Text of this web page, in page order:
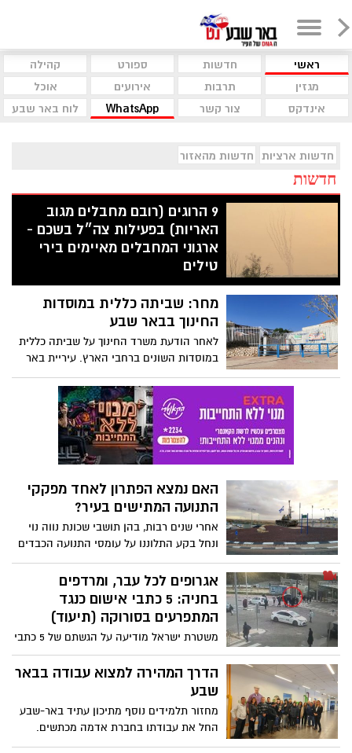
ראשי חדשות ספורט
קהילה
מגזין
תרבות אירועים
אוכל
אינדקס
צור קשר WhatsApp לוח באר שבע
חדשות ארציות חדשות מהאזור
חדשות
9 הרוגים (רובם מחבלים מגוב
האריות) בפעילות צה״ל בשכם -
ארגוני המחבלים מאיימים בירי
טילים
בעקבות פעילות מבצעית של צה"ל בשכם
במהלכה נהרגו 9 פלסטינים ונפצעו קרוב
למאה בני אדם - כך על פי דיווחים מהצד
הפלסטיני, בארגוני הטרור בעזה מאיימים בירי
טילים לעבר ישראל. אחד מאותם המחבלים
הפיגוע שבו נפל לוחם סיירת גבעתי סמ"ר עידו
ברוך ז"ל
מחר: שביתה כללית במוסדות
החינוך בבאר שבע
לאחר הודעת משרד החינוך על שביתה כללית
במוסדות השונים ברחבי הארץ. עיריית באר
שבע, אשר נמצאת ברשימת רשויות השלטון
המקומי, תצטרף גם היא לשביתה: "גני
הילדים, בתי הספר היסודיים, חטיבות
ותיכונים לא יפתחו מחר, כולל הצהרונים''.
האם נמצא הפתרון לאחד מפקקי
התנועה המתישים בעיר?
אחרי שנים רבות, בהן תושבי שכונת נווה נוי
ונחל בקע התלוננו על עומסי התנועה הכבדים
- עיריית באר שבע מודיעה על הרחבתו של
הכביש המוביל אל ''כיכר הטנק'' בנווה זאב.
האם זה מספיק בשביל לקצץ משמעותית
אגרופים לכל עבר, ומרדפים
בחניה: 5 כתבי אישום כנגד
המתפרעים בסורוקה (תיעוד)
משטרת ישראל מודיעה על הגשתם של 5 כתבי
אישום, כנגד כמה מהמשתתפים בקטטה
הענקית שפרצה בסורוקה בשבוע שעבר. צפו
בתיעוד המקיף מתוך חניית בית החולים ומתוך
הדרך המהירה למצוא עבודה בבאר
שבע
מחזור תלמידים נוסף מתיכון עתיד באר-שבע
החל את עבודתו בחברת אדמה מכתשים.
במסגרת החינוך הדואלי, המשלב לימודים